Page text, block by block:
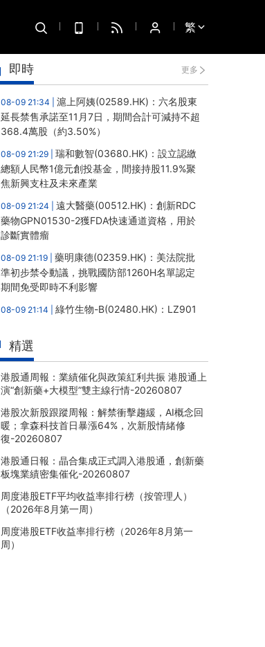
繁
即時 更多
08-09 21:34 | 滬上阿姨(02589.HK)：六名股東
延長禁售承諾至11月7日，期間合計可減持不超
368.4萬股（約3.50%）
08-09 21:29 | 瑞和數智(03680.HK)：設立認繳
總額人民幣1億元創投基金，間接持股11.9%聚
焦新興支柱及未來產業
08-09 21:24 | 遠大醫藥(00512.HK)：創新RDC
藥物GPN01530-2獲FDA快速通道資格，用於
診斷實體瘤
08-09 21:19 | 藥明康德(02359.HK)：美法院批
準初步禁令動議，挑戰國防部1260H名單認定
期間免受即時不利影響
08-09 21:14 | 綠竹生物-B(02480.HK)：LZ901
刊，總體保護效力91.6%
08-09 20:06 |港股通周報：業績催化與政策紅
利共振 港股通上演“創新藥+大模型”雙主線行
情-20260807
08-09 19:28 |港股次新股跟蹤周報：解禁衝擊趨
緩，AI概念回暖；拿森科技首日暴漲64%，次
新股情緒修復-20260807
08-07 22:06 | 民富國際(08511.HK)：25/26年
年報股東應佔虧損835.1萬港元，虧損同比收窄
69.45%
08-07 22:04 | 商米科技-W(06810.HK)：基石投
資者XINWUTANG自願延長禁售期五個月至20
27年3月28日
精選
港股通周報：業績催化與政策紅利共振 港股通上
演“創新藥+大模型”雙主線行情-20260807
港股次新股跟蹤周報：解禁衝擊趨緩，AI概念回
暖；拿森科技首日暴漲64%，次新股情緒修
復-20260807
港股通日報：晶合集成正式調入港股通，創新藥
板塊業績密集催化-20260807
周度港股ETF平均收益率排行榜（按管理人）
（2026年8月第一周）
周度港股ETF收益率排行榜（2026年8月第一
周）